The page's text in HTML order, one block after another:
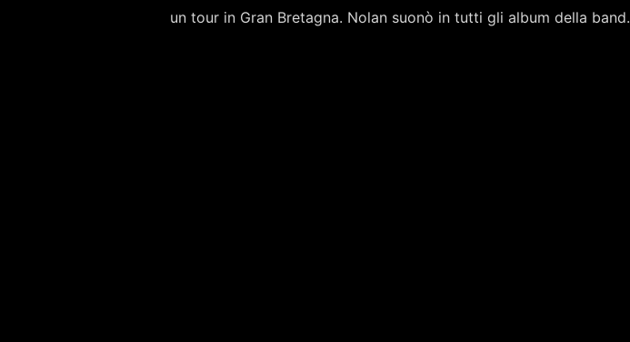
un tour in Gran Bretagna. Nolan suonò in tutti gli album della band.